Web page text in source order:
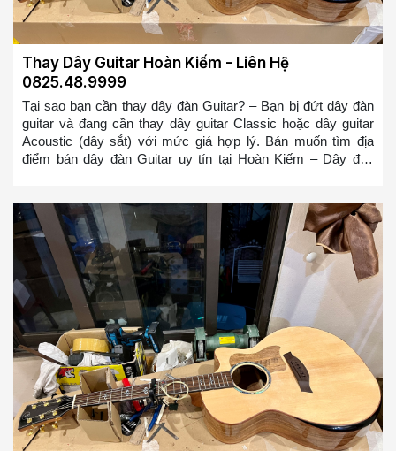
Thay Dây Guitar Hoàn Kiếm - Liên Hệ
0825.48.9999
Tại sao bạn cần thay dây đàn Guitar? – Bạn bị đứt dây đàn
guitar và đang cần thay dây guitar Classic hoặc dây guitar
Acoustic (dây sắt) với mức giá hợp lý. Bán muốn tìm địa
điểm bán dây đàn Guitar uy tín tại Hoàn Kiếm – Dây đàn
đánh tốt hơn, bạn sẽ không bị ức chế nữa khi chơi đàn
Guitar so với bộ dây đàn Guitar bị rỉ => Bạn ở bất cứ đâu tại
Hoàn Kiếm muốn tìm địa điểm thay dây đàn guitar hoặc mua
dây đàn guitar tại Hoàn Kiếm. Chúng tôi sẽ cử đội ngũ thợ
lành nghề đến thay trong 10-20 phút cho các bạn